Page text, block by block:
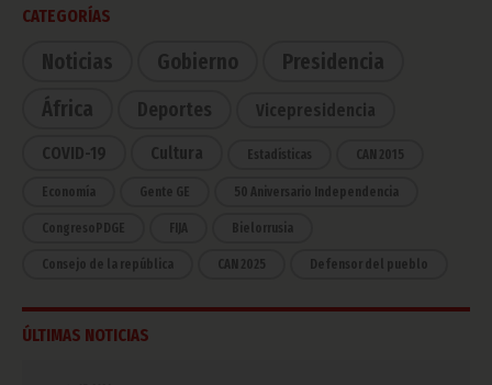
CATEGORÍAS
Noticias Gobierno
Presidencia
África
Deportes Vicepresidencia
COVID-19 Cultura Estadísticas CAN 2015
Economía Gente GE 50 Aniversario Independencia
CongresoPDGE FIJA Bielorrusia
Consejo de la república CAN 2025 Defensor del pueblo
ÚLTIMAS NOTICIAS